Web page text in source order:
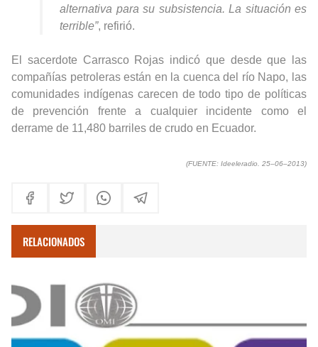
alternativa para su subsistencia. La situación es
terrible”, refirió.
El sacerdote Carrasco Rojas indicó que desde que las
compañías petroleras están en la cuenca del río Napo, las
comunidades indígenas carecen de todo tipo de políticas
de prevención frente a cualquier incidente como el
derrame de 11,480 barriles de crudo en Ecuador.
(FUENTE: Ideeleradio. 25–06–2013)
RELACIONADOS